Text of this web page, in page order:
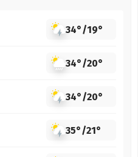
34°/19°
34°/20°
34°/20°
35°/21°